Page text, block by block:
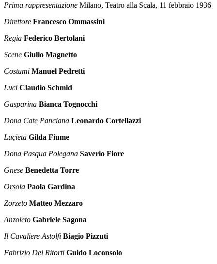
Prima rappresentazione Milano, Teatro alla Scala, 11 febbraio 1936
Direttore Francesco Ommassini
Regia Federico Bertolani
Scene Giulio Magnetto
Costumi Manuel Pedretti
Luci Claudio Schmid
Gasparina Bianca Tognocchi
Dona Cate Panciana Leonardo Cortellazzi
Luçieta Gilda Fiume
Dona Pasqua Polegana Saverio Fiore
Gnese Benedetta Torre
Orsola Paola Gardina
Zorzeto Matteo Mezzaro
Anzoleto Gabriele Sagona
Il Cavaliere Astolfi Biagio Pizzuti
Fabrizio Dei Ritorti Guido Loconsolo